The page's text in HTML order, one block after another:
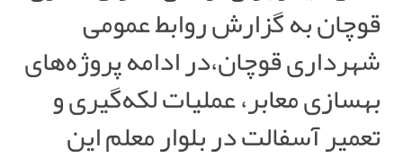
اخبار روز
قوچان به گزارش روابط عمومی
شهرداری قوچان،در ادامه پروژه‌های
بهسازی معابر، عملیات لکه‌گیری و
تعمیر آسفالت در بلوار معلم این